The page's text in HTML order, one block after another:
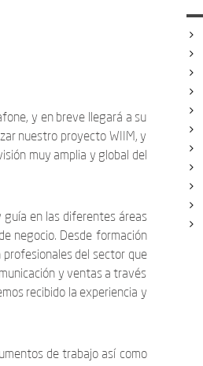
y en breve llegará a su
nuestro proyecto WIIM, y
muy amplia y global del
guía en las diferentes áreas
negocio. Desde formación
profesionales del sector que
y ventas a través
recibido la experiencia y
de trabajo así como